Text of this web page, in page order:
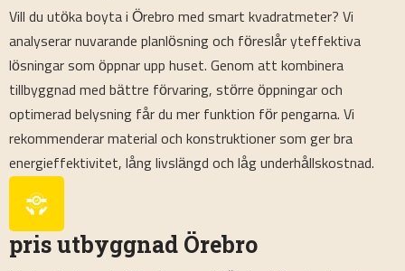
Vill du utöka boyta i Örebro med smart kvadratmeter? Vi
analyserar nuvarande planlösning och föreslår yteffektiva
lösningar som öppnar upp huset. Genom att kombinera
tillbyggnad med bättre förvaring, större öppningar och
optimerad belysning får du mer funktion för pengarna. Vi
rekommenderar material och konstruktioner som ger bra
energieffektivitet, lång livslängd och låg underhållskostnad.
pris utbyggnad Örebro